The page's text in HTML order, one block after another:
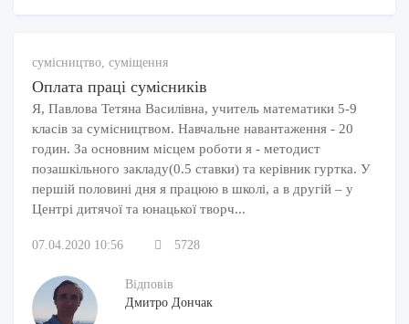
сумісництво, суміщення
Оплата праці сумісників
Я, Павлова Тетяна Василівна, учитель математики 5-9
класів за сумісництвом. Навчальне навантаження - 20
годин. За основним місцем роботи я - методист
позашкільного закладу(0.5 ставки) та керівник гуртка. У
першій половині дня я працюю в школі, а в другій – у
Центрі дитячої та юнацької творч...
07.04.2020 10:56 5728
Відповів
Дмитро Дончак